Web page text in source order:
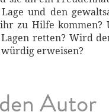
und den
zu Hilfe kommen?
retten? Wird
erweisen?
Autor